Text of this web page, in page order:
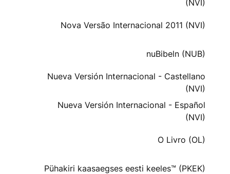
(NVI)
Nova Versão Internacional 2011 (NVI)
nuBibeln (NUB)
Nueva Versión Internacional - Castellano
(NVI)
Nueva Versión Internacional - Español
(NVI)
O Livro (OL)
Pühakiri kaasaegses eesti keeles™ (PKEK)